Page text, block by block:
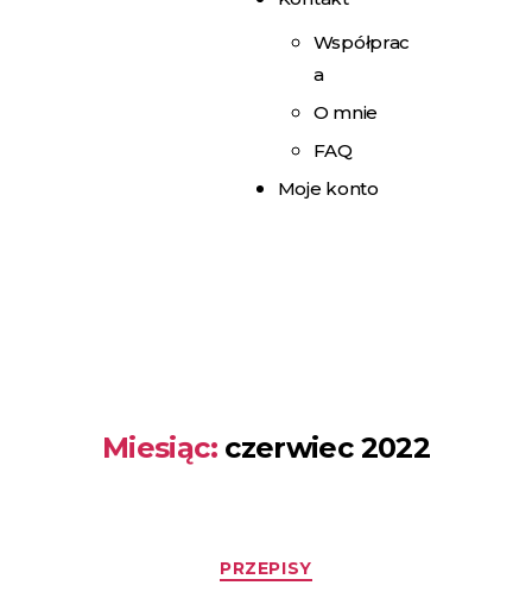
Współprac
a
O mnie
FAQ
Moje konto
Miesiąc: czerwiec 2022
PRZEPISY